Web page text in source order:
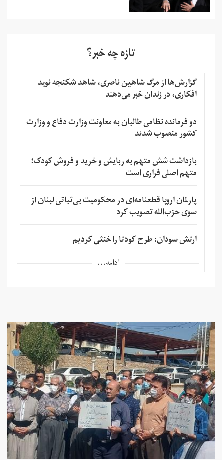
تازه چه خبر؟
گزارش‌ها از مرگ شاهین ناصری، شاهد شکنجه نوید
افکاری، در زندان خبر می‌دهند
دو فرمانده نظامی طالبان به معاونت وزارت دفاع و وزارت
کشور منصوب شدند
بازداشت شش متهم به ربایش و خرید و فروش کودک؛
متهم اصلی فراری است
پارلمان اروپا قطعنامه‌ای در محکومیت بی‌ثباتی لبنان از
سوی حزب‌الله تصویب کرد
ارتش سودان: طرح کودتا را خنثی کردیم
ادامه...